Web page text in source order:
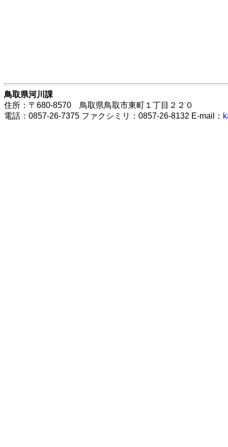
鳥取県河川課
住所：〒680-8570 鳥取県鳥取市東町１丁目２２０
電話：0857-26-7375 ファクシミリ：0857-26-8132 E-mail：